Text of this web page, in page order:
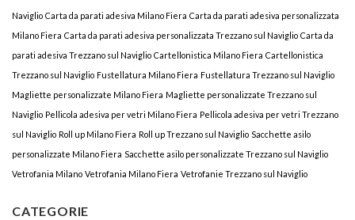
Naviglio Carta da parati adesiva Milano Fiera Carta da parati adesiva personalizzata
Milano Fiera Carta da parati adesiva personalizzata Trezzano sul Naviglio Carta da
parati adesiva Trezzano sul Naviglio Cartellonistica Milano Fiera Cartellonistica
Trezzano sul Naviglio Fustellatura Milano Fiera Fustellatura Trezzano sul Naviglio
Magliette personalizzate Milano Fiera Magliette personalizzate Trezzano sul
Naviglio Pellicola adesiva per vetri Milano Fiera Pellicola adesiva per vetri Trezzano
sul Naviglio Roll up Milano Fiera Roll up Trezzano sul Naviglio Sacchette asilo
personalizzate Milano Fiera Sacchette asilo personalizzate Trezzano sul Naviglio
Vetrofania Milano Vetrofania Milano Fiera Vetrofanie Trezzano sul Naviglio
CATEGORIE